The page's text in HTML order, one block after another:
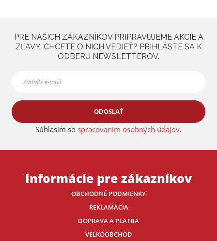
PRE NAŠICH ZÁKAZNÍKOV PRIPRAVUJEME AKCIE A
ZĽAVY. CHCETE O NICH VEDIEŤ? PRIHLÁSTE SA K
ODBERU NEWSLETTEROV.
ODOSLAŤ
Súhlasím so spracovaním osobných údajov.
Informácie pre zákazníkov
OBCHODNÉ PODMIENKY
REKLAMÁCIA
DOPRAVA A PLATBA
VELKOOBCHOD